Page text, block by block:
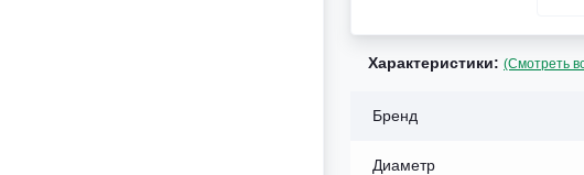
Характеристики: (Смотреть
Бренд
Диаметр